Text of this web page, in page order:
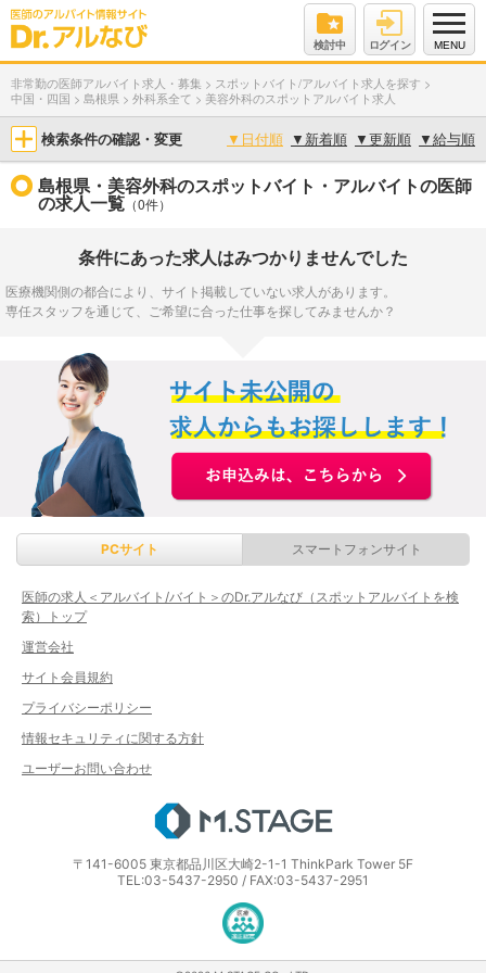
検討中 ログイン MENU
非常勤の医師アルバイト求人・募集 > スポットバイト/アルバイト求人を探す >
中国・四国 > 島根県 > 外科系全て > 美容外科のスポットアルバイト求人
検索条件の確認・変更 ▼ 日付順 ▼ 新着順 ▼更新順 ▼給与順
島根県・美容外科のスポットバイト・アルバイトの医師
の求人一覧 （0件）
条件にあった求人はみつかりませんでした
医療機関側の都合により、サイト掲載していない求人があります。
専任スタッフを通じて、ご希望に合った仕事を探してみませんか？
PCサイト スマートフォンサイト
医師の求人＜アルバイト/バイト＞のDr.アルなび（スポットアルバイトを検
索）トップ
運営会社
サイト会員規約
プライバシーポリシー
情報セキュリティに関する方針
ユーザーお問い合わせ
〒141-6005 東京都品川区大崎2-1-1 ThinkPark Tower 5F
TEL:03-5437-2950 / FAX:03-5437-2951